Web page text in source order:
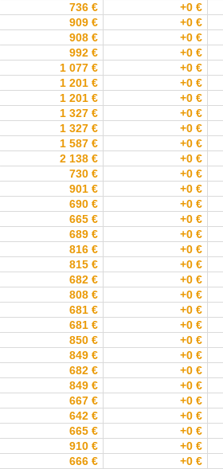
736 € +0 €
909 € +0 €
908 € +0 €
992 € +0 €
1 077 € +0 €
1 201 € +0 €
1 201 € +0 €
1 327 € +0 €
1 327 € +0 €
1 587 € +0 €
2 138 € +0 €
730 € +0 €
901 € +0 €
690 € +0 €
665 € +0 €
689 € +0 €
816 € +0 €
815 € +0 €
682 € +0 €
808 € +0 €
681 € +0 €
681 € +0 €
850 € +0 €
849 € +0 €
682 € +0 €
849 € +0 €
667 € +0 €
642 € +0 €
665 € +0 €
910 € +0 €
666 € +0 €